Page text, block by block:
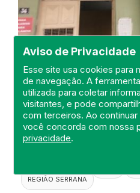
Aviso de Privacidade
Esse site usa cookies para
de navegação. A
utilizada para coletar
visitantes, e pode
com terceiros. Ao
você concorda com nossa
privacidade.
Visita a Maternidade
Dr. Celso Erthal
DEFIS
20 de Setembro de 2022
REGIÃO SERRANA